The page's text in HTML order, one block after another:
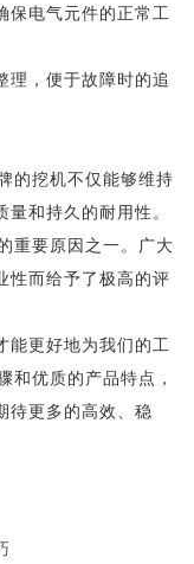
保电气元件的正常工
理，便于故障时的追
的挖机不仅能够维持
和持久的耐用性。
重要原因之一。广大
性而给予了极高的评
能更好地为我们的工
和优质的产品特点，
待更多的高效、稳